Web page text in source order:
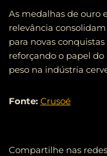
As medalhas de ouro
relevância
para novas
reforçando o papel
peso na indústria
Fonte: Crusoé
Compartilhe nas